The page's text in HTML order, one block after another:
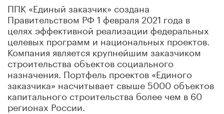
ППК «Единый заказчик» создана
Правительством РФ 1 февраля 2021 года в
целях эффективной реализации федеральных
целевых программ и национальных проектов.
Компания является крупнейшим заказчиком
строительства объектов социального
назначения. Портфель проектов «Единого
заказчика» насчитывает свыше 5000 объектов
капитального строительства более чем в 60
регионах России.